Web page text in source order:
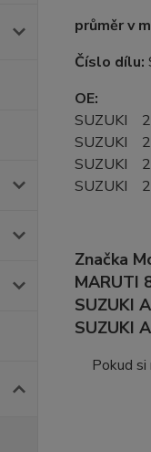
průměr v
Číslo dílu:
OE:
SUZUKI
SUZUKI
SUZUKI
SUZUKI
Značka
MARUTI
SUZUKI
SUZUKI
Pokud